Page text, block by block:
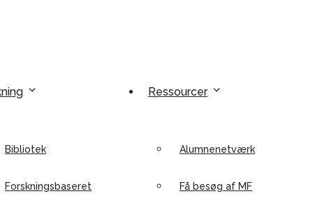
Bibliotek
Forskningsbaseret
Ressourcer
Alumnenetværk
Få besøg af MF